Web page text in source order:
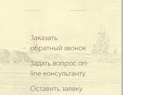
Заказать
обратный звонок
Задать вопрос on-
line консультанту
Оставить заявку